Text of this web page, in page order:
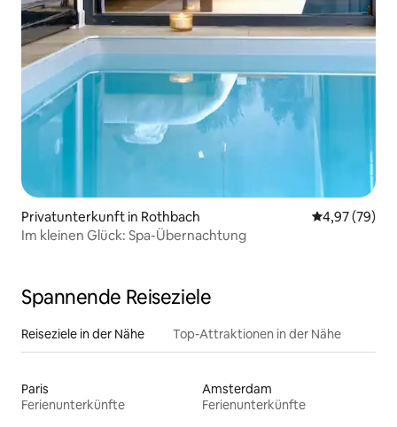
Privatunterkunft in Rothbach
4,97 (79)
Im kleinen Glück: Spa-Übernachtung
Spannende Reiseziele
Reiseziele in der Nähe Top-Attraktionen in der Nähe
Paris
Ferienunterkünfte
Amsterdam
Ferienunterkünfte